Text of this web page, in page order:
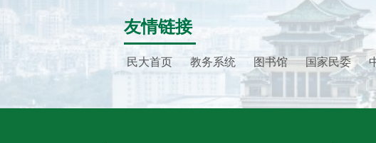
友情链接
民大首页 教务系统 图书馆 国家民委